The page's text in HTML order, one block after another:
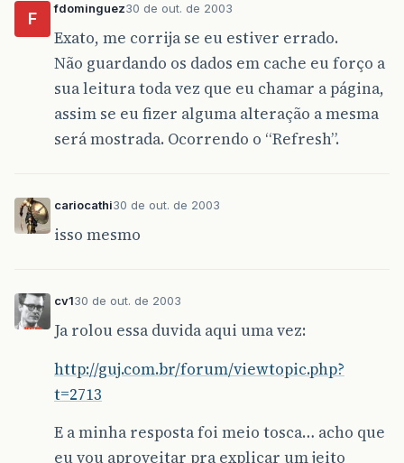
F
fdominguez30 de out. de 2003
Exato, me corrija se eu estiver errado.
Não guardando os dados em cache eu forço a
sua leitura toda vez que eu chamar a página,
assim se eu fizer alguma alteração a mesma
será mostrada. Ocorrendo o “Refresh”.
cariocathi30 de out. de 2003
isso mesmo
cv130 de out. de 2003
Ja rolou essa duvida aqui uma vez:
http://guj.com.br/forum/viewtopic.php?
t=2713
E a minha resposta foi meio tosca… acho que
eu vou aproveitar pra explicar um jeito